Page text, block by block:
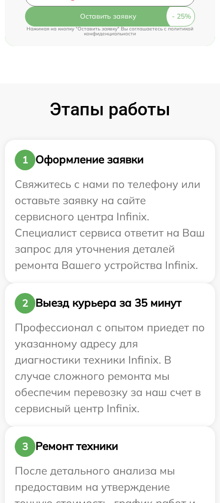
Оставить заявку
Нажимая на кнопку "Оставить заявку" Вы соглашаетесь cполитикой
конфиденциальности
Этапы работы
1
Оформление заявки
Свяжитесь с нами по телефону или
оставьте заявку на сайте
сервисного центра Infinix.
Специалист сервиса ответит на Ваш
запрос для уточнения деталей
ремонта Вашего устройства Infinix.
2
Выезд курьера за 35 минут
Профессионал с опытом приедет по
указанному адресу для
диагностики техники Infinix. В
случае сложного ремонта мы
обеспечим перевозку за наш счет в
сервисный центр Infinix.
3
Ремонт техники
После детального анализа мы
предоставим на утверждение